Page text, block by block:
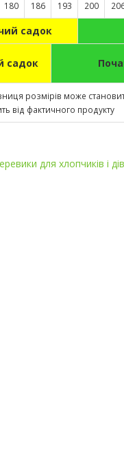
180 186 193 200
садок
садок
розмірів може
від фактичного продукту